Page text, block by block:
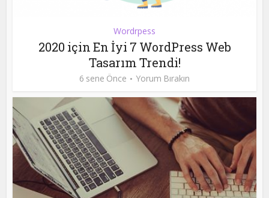
Wordrpess
2020 için En İyi 7 WordPress Web
Tasarım Trendi!
6 sene Önce Yorum Bırakın